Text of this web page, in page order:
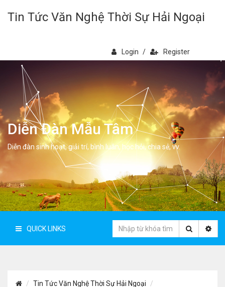
Tin Tức Văn Nghệ Thời Sự Hải Ngoại
Login / Register
Diễn Đàn Mẫu Tâm
Diễn đàn sinh hoạt, giải trí, bình luân, học hỏi, chia sẻ, vv.
QUICK LINKS
Tin Tức Văn Nghệ Thời Sự Hải Ngoại